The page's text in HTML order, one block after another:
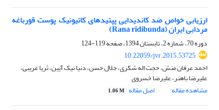
ارزیابی خواص ضد کاندیدایی پپتیدهای کاتیونیک پوست قورباغه
مردابی ایران (Rana ridibunda)
دوره 70، شماره 2، تابستان 1394، صفحه
119-124
10.22059/jvr.2015.53725
احمد عرفان منش، حجت اله شکری، جلال حسن، دنیا نیک آیین، ثریا غریبی،
علیرضا باهنر، علیرضا خسروی
مشاهده مقاله
اصل مقاله 1.06 M